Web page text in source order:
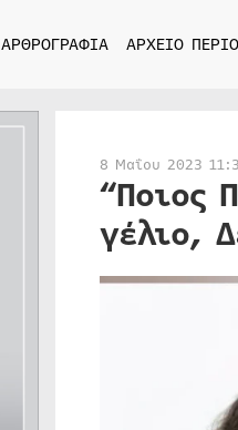
ΑΡΘΡΟΓΡΑΦΙΑ ΑΡΧΕΙΟ
8 Μαΐου 2023
“Ποιος
γέλιο,